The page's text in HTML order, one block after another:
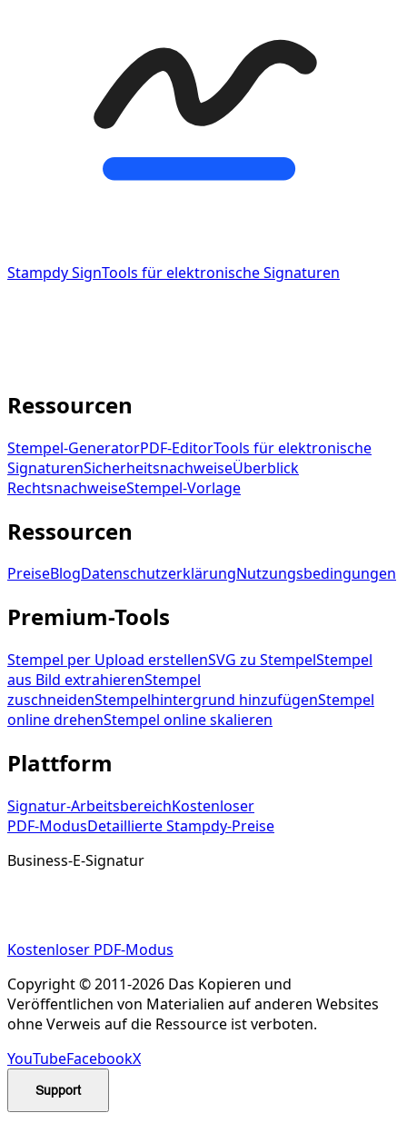
Stampdy SignTools für elektronische Signaturen
Ressourcen
Stempel-GeneratorPDF-EditorTools für elektronische
SignaturenSicherheitsnachweiseÜberblick
RechtsnachweiseStempel-Vorlage
Ressourcen
PreiseBlogDatenschutzerklärungNutzungsbedingungen
Premium-Tools
Stempel per Upload erstellenSVG zu StempelStempel
aus Bild extrahierenStempel
zuschneidenStempelhintergrund hinzufügenStempel
online drehenStempel online skalieren
Plattform
Signatur‑ArbeitsbereichKostenloser
PDF‑ModusDetaillierte Stampdy‑Preise
Business‑E‑Signatur
Kostenloser PDF‑Modus
Copyright © 2011-2026 Das Kopieren und
Veröffentlichen von Materialien auf anderen Websites
ohne Verweis auf die Ressource ist verboten.
YouTubeFacebookX
Support